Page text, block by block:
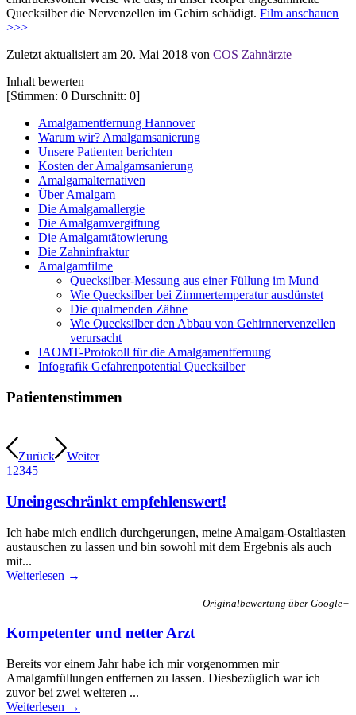
Quecksilber die Nervenzellen im Gehirn schädigt. Film anschauen
>>>
Zuletzt aktualisiert am 20. Mai 2018 von COS Zahnärzte
Inhalt bewerten
[Stimmen: 0 Durschnitt: 0]
Amalgamentfernung Hannover
Warum wir? Amalgamsanierung
Unsere Patienten berichten
Kosten der Amalgamsanierung
Amalgamalternativen
Über Amalgam
Die Amalgamallergie
Die Amalgamvergiftung
Die Amalgamtätowierung
Die Zahninfraktur
Amalgamfilme
Quecksilber-Messung aus einer Füllung im Mund
Wie Quecksilber bei Zimmertemperatur ausdünstet
Die qualmenden Zähne
Wie Quecksilber den Abbau von Gehirnnervenzellen
verursacht
IAOMT-Protokoll für die Amalgamentfernung
Infografik Gefahrenpotential Quecksilber
Patientenstimmen
Zurück
Weiter
1 2345
Uneingeschränkt empfehlenswert!
Ich habe mich endlich durchgerungen, meine Amalgam-Ostaltlasten
austauschen zu lassen und bin sowohl mit dem Ergebnis als auch
mit...
Weiterlesen →
Originalbewertung über Google+
Kompetenter und netter Arzt
Bereits vor einem Jahr habe ich mir vorgenommen mir
Amalgamfüllungen entfernen zu lassen. Diesbezüglich war ich
zuvor bei zwei weiteren ...
Weiterlesen →